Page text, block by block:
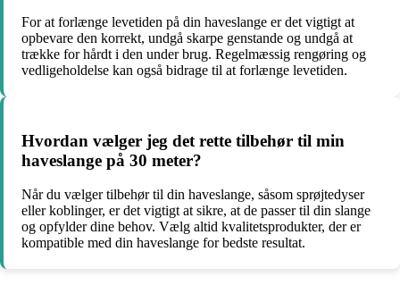
For at forlænge levetiden på din haveslange er det vigtigt at
opbevare den korrekt, undgå skarpe genstande og undgå at
trække for hårdt i den under brug. Regelmæssig rengøring og
vedligeholdelse kan også bidrage til at forlænge levetiden.
Hvordan vælger jeg det rette tilbehør til min
haveslange på 30 meter?
Når du vælger tilbehør til din haveslange, såsom sprøjtedyser
eller koblinger, er det vigtigt at sikre, at de passer til din slange
og opfylder dine behov. Vælg altid kvalitetsprodukter, der er
kompatible med din haveslange for bedste resultat.